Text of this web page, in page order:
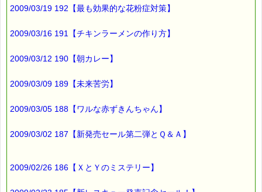
2009/03/19 192【最も効果的な花粉症対策】
2009/03/16 191【チキンラーメンの作り方】
2009/03/12 190【朝カレー】
2009/03/09 189【未来苦労】
2009/03/05 188【ワルな赤ずきんちゃん】
2009/03/02 187【新発売セール第二弾とＱ＆Ａ】
2009/02/26 186【ＸとＹのミステリー】